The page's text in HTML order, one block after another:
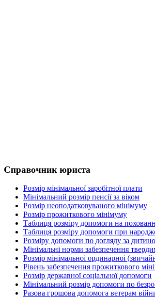
Справочник юриста
Розмір мінімальної заробітної плати
Мінімальний розмір пенсії за віком
Розмір неоподатковуваного мінімуму
Розмір прожиткового мінімуму
Таблиця розміру допомоги на
Таблиця розміру допомоги при
Розміру допомоги по догляду за
Мінімальні норми забезпечення
Розмір мінімальноі ординарноі
Рівень забезпечення прожиткового
Розмір державної соціальної допомоги
Мінімальний розмір допомоги по
Разова грошова допомога ветерам